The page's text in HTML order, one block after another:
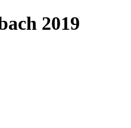
2019